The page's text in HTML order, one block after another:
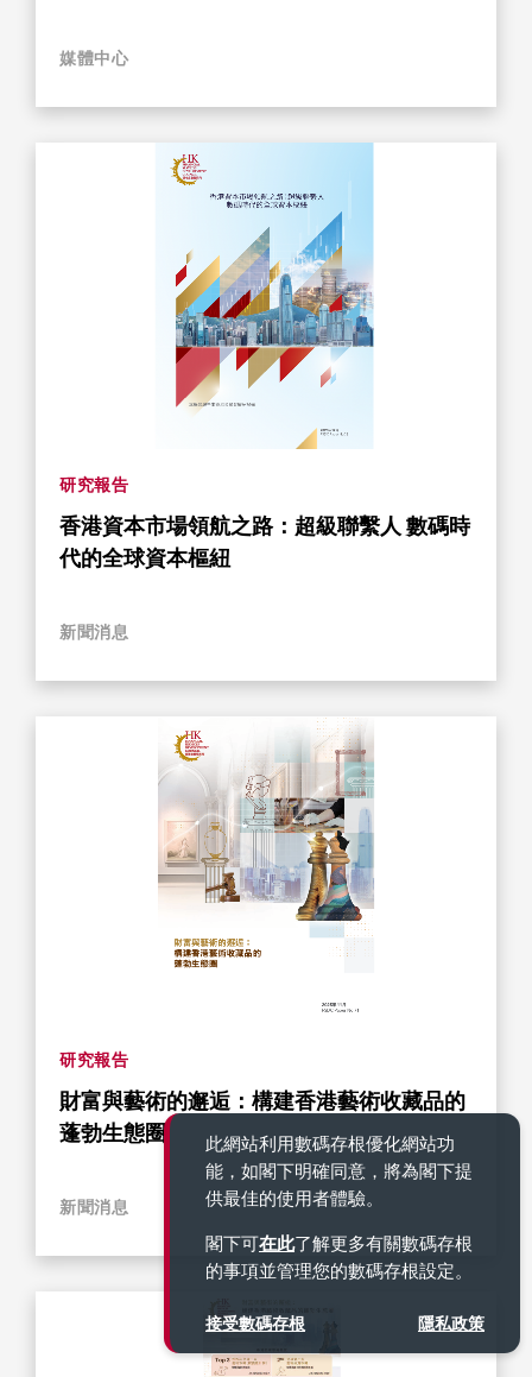
媒體中心
研究報告
香港資本市場領航之路：超級聯繫人 數碼時
代的全球資本樞紐
新聞消息
研究報告
財富與藝術的邂逅：構建香港藝術收藏品的
蓬勃生態圈
新聞消息
此網站利用數碼存根優化網站功
能，如閣下明確同意，將為閣下提
供最佳的使用者體驗。
閣下可在此了解更多有關數碼存根
的事項並管理您的數碼存根設定。
接受數碼存根 隱私政策